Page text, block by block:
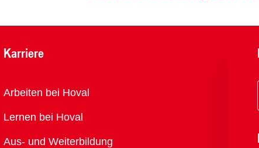
Karriere
Übersicht
Arbeiten bei Hoval
Lernen bei Hoval
Aus- und Weiterbildung